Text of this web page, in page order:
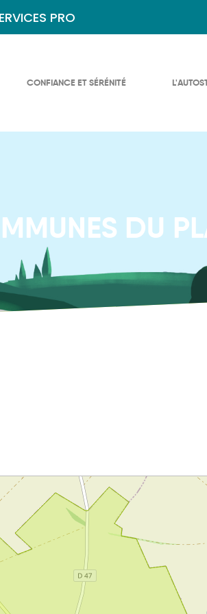
PRO
CONFIANCE ET SÉRÉNITÉ
DU